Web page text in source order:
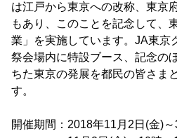
は江戸から東京への改称、東京
もあり、このことを記念して、
業」を実施しています。JA東京
祭会場内に特設ブース、記念の
ちた東京の発展を都民の皆さま
す。
開催期間：2018年11月2日(金)